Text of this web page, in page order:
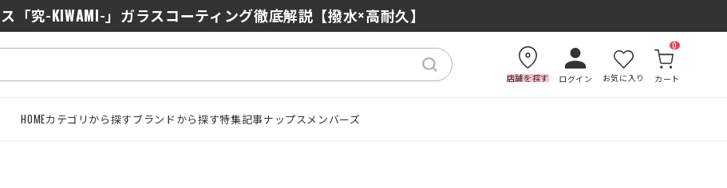
「究-KIWAMI-」ガラスコーティング徹底解説【撥水×高耐久】
店舗を探す ログイン お気に入り カート
0
HOMEカテゴリから探すブランドから探す特集記事ナップスメンバーズ